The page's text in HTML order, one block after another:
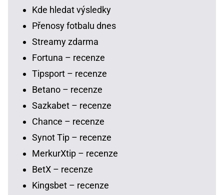
Kde hledat výsledky
Přenosy fotbalu dnes
Streamy zdarma
Fortuna – recenze
Tipsport – recenze
Betano – recenze
Sazkabet – recenze
Chance – recenze
Synot Tip – recenze
MerkurXtip – recenze
BetX – recenze
Kingsbet – recenze